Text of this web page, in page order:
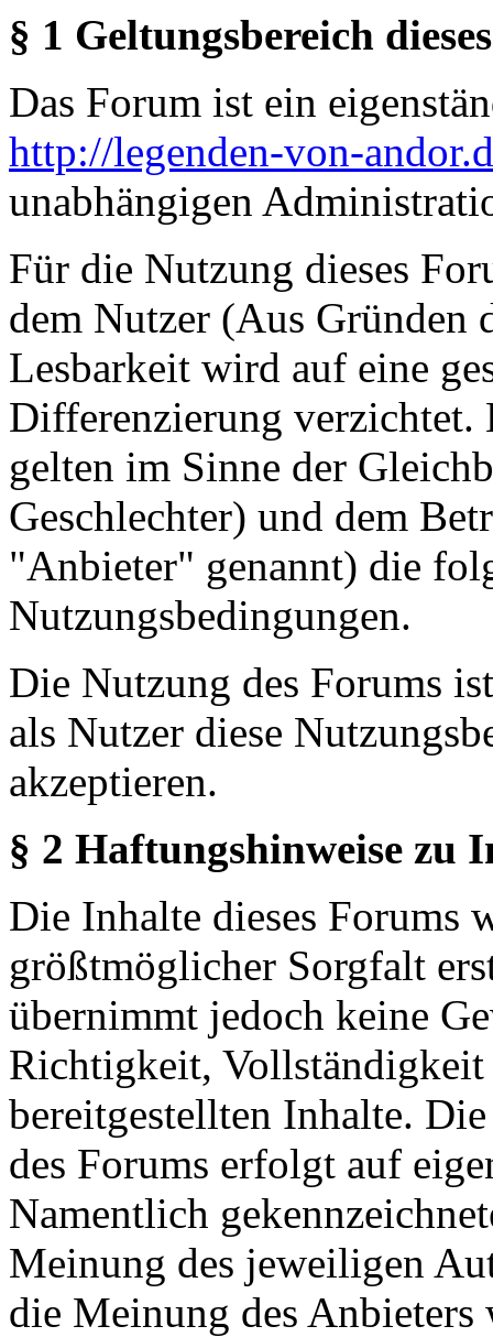
§ 1 Geltungsbereich
Das Forum ist ein
http://legenden-von-
unabhängigen
Für die Nutzung dieses
dem Nutzer (Aus Gründen
Lesbarkeit wird auf eine
Differenzierung verzichtet.
gelten im Sinne der
Geschlechter) und dem
"Anbieter" genannt) die
Nutzungsbedingungen.
Die Nutzung des Forums
als Nutzer diese
akzeptieren.
§ 2 Haftungshinweise zu
Die Inhalte dieses Forums
größtmöglicher Sorgfalt
übernimmt jedoch keine
Richtigkeit,
bereitgestellten Inhalte.
des Forums erfolgt auf
Namentlich
Meinung des jeweiligen
die Meinung des Anbieters